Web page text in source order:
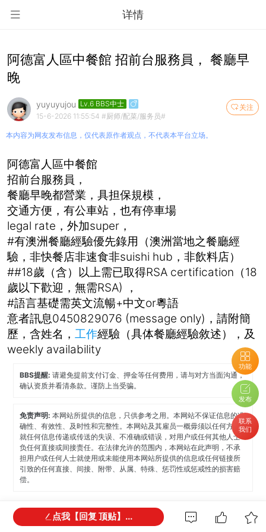
详情
功能
发布
联系
我们
阿德富人區中餐館 招前台服務員， 餐廳早
晚
关注
yuyuyujou Lv.6 BBS中士
15-6-2026 11:55:54 #厨师/配菜/服务员#
本内容为网友发布信息，仅代表原作者观点，不代表本平台立场。
阿德富人區中餐館
招前台服務員，
餐廳早晚都營業，具担保規模，
交通方便，有公車站，也有停車場
legal rate，外加super，
#有澳洲餐廳經驗優先錄用（澳洲當地之餐廳經
驗，非快餐店非速食非suishi hub，非飲料店）
##18歲（含）以上需已取得RSA certification（18
歲以下歡迎，無需RSA) ，
#語言基礎需英文流暢+中文or粵語
意者訊息0450829076 (message only)，請附簡
歷，含姓名，工作經驗（具体餐廳經驗敘述），及
weekly availability
BBS提醒:请避免提前支付订金、押金等任何费用，请与对方当面沟通，
确认资质并看清条款。谨防上当受骗。
免责声明:本网站所提供的信息，只供参考之用。本网站不保证信息的准
确性、有效性、及时性和完整性。本网站及其雇员一概毋须以任何方式
就任何信息传递或传送的失误、不准确或错误，对用户或任何其他人士
负任何直接或间接责任。在法律允许的范围内，本网站在此声明，不承
担用户或任何人士就使用或未能使用本网站所提供的信息或任何链接所
引致的任何直接、间接、附带、从属、特殊、惩罚性或惩戒性的损害赔
偿。
点我【回复 顶贴】...